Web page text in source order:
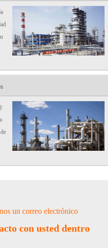
un correo electrónico
con usted dentro